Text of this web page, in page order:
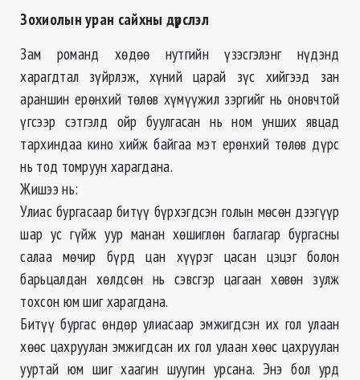
Зохиолын уран сайхны дүрслэл
Зам романд хөдөө нутгийн үзэсгэлэнг нүдэнд
харагдтал зүйрлэж, хүний царай зүс хийгээд зан
араншин ерөнхий төлөв хүмүүжил зэргийг нь оновчтой
үгсээр сэтгэлд ойр буулгасан нь ном унших явцад
тархиндаа кино хийж байгаа мэт ерөнхий төлөв дүрс
нь тод томруун харагдана.
Жишээ нь:
Улиас бургасаар битүү бүрхэгдсэн голын мөсөн дээгүүр
шар ус гүйж уур манан хөшиглөн баглагар бургасны
салаа мөчир бүрд цан хүүрэг цасан цэцэг болон
барьцалдан хөлдсөн нь сэвсгэр цагаан хөвөн зулж
тохсон юм шиг харагдана.
Битүү бургас өндөр улиасаар эмжигдсэн их гол улаан
хөөс цахруулан эмжигдсан их гол улаан хөөс цахруулан
ууртай юм шиг хаагин шуугин урсана. Энэ бол урд